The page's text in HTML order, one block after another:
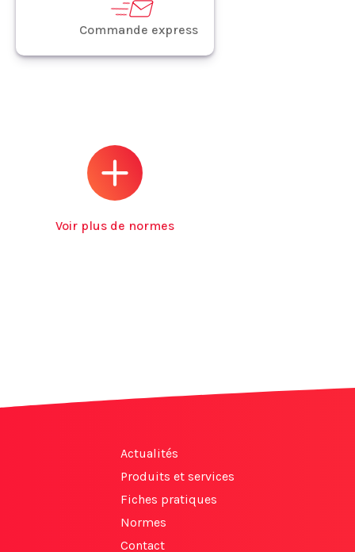
Commande express
Voir plus de normes
Actualités
Produits et services
Fiches pratiques
Normes
Contact